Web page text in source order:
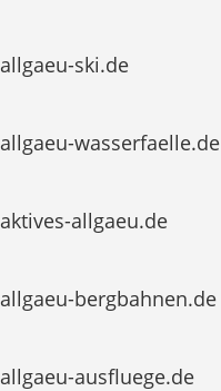
allgaeu-ski.de
allgaeu-wasserfaelle.de
aktives-allgaeu.de
allgaeu-bergbahnen.de
allgaeu-ausfluege.de